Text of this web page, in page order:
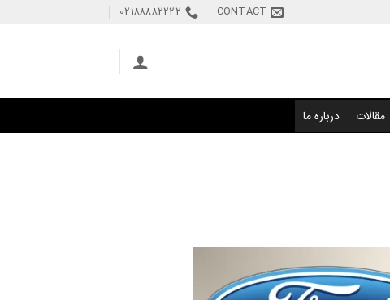
CONTACT
02188882222
مقالات درباره ما